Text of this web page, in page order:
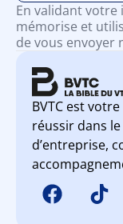
En validant votre
mémorise et
de vous envoyer
BVTC est
réussir dans
d’entreprise,